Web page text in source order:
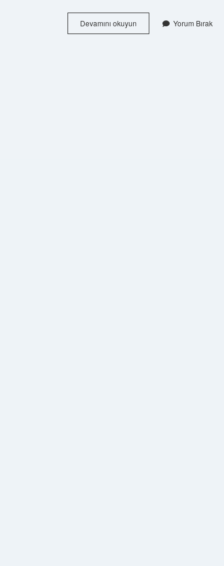
Devamını okuyun Psikoloji
Atölye
Yorum Bırak